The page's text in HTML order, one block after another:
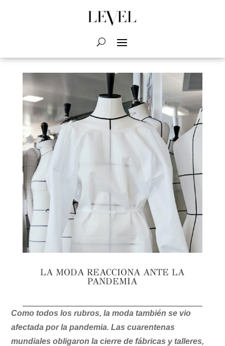
LA MODA REACCIONA ANTE LA
PANDEMIA
Como todos los rubros, la moda también se vio
afectada por la pandemia. Las cuarentenas
mundiales obligaron la cierre de fábricas y talleres,